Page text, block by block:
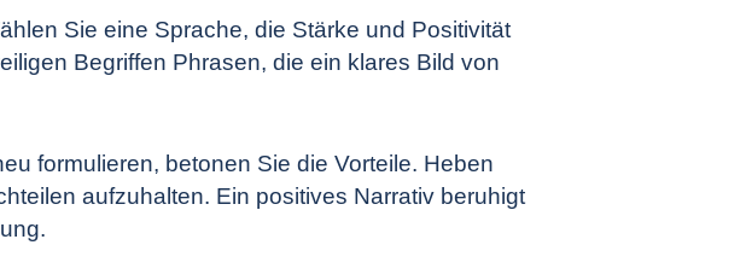
Sie eine Sprache, die Stärke und Positivität
Begriffen Phrasen, die ein klares Bild von
formulieren, betonen Sie die Vorteile. Heben
aufzuhalten. Ein positives Narrativ beruhigt